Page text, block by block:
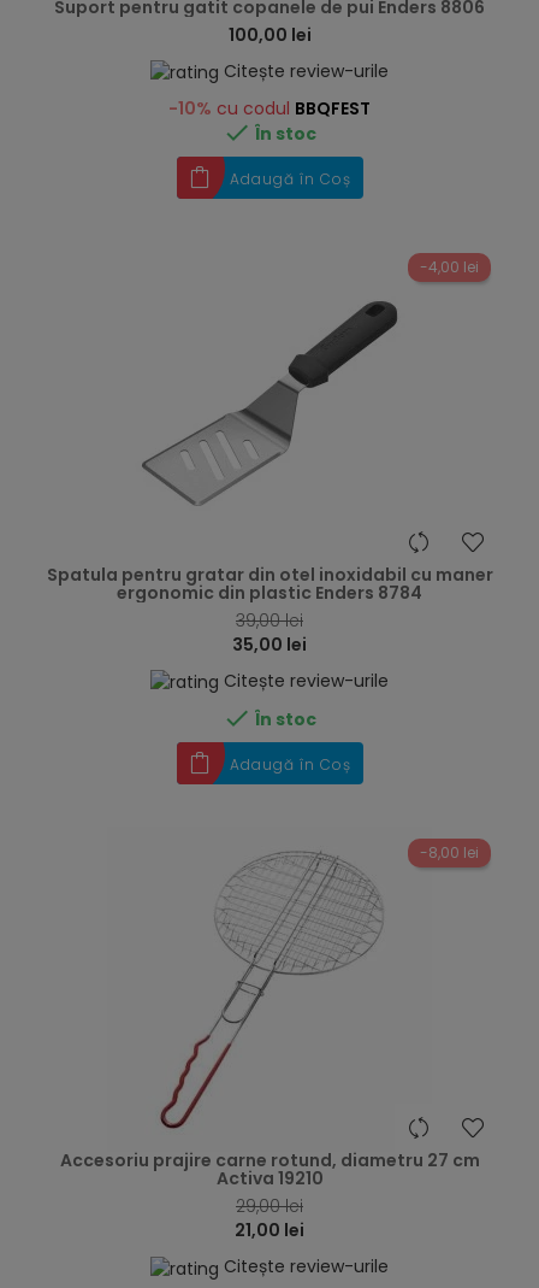
Suport pentru gatit copanele de pui Enders 8806
100,00 lei
Citește review-urile
-10% cu codul BBQFEST
 În stoc
Adaugă în Coș
-4,00 lei
Spatula pentru gratar din otel inoxidabil cu maner
ergonomic din plastic Enders 8784
39,00 lei
35,00 lei
Citește review-urile
 În stoc
Adaugă în Coș
-8,00 lei
Accesoriu prajire carne rotund, diametru 27 cm
Activa 19210
29,00 lei
21,00 lei
Citește review-urile